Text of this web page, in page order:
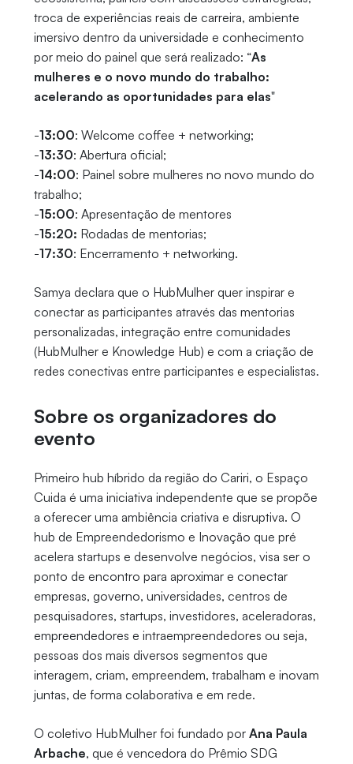
troca de experiências reais de carreira, ambiente
imersivo dentro da universidade e conhecimento
por meio do painel que será realizado: “As
mulheres e o novo mundo do trabalho:
acelerando as oportunidades para elas"
-13:00: Welcome coffee + networking;
-13:30: Abertura oficial;
-14:00: Painel sobre mulheres no novo mundo do
trabalho;
-15:00: Apresentação de mentores
-15:20: Rodadas de mentorias;
-17:30: Encerramento + networking.
Samya declara que o HubMulher quer inspirar e
conectar as participantes através das mentorias
personalizadas, integração entre comunidades
(HubMulher e Knowledge Hub) e com a criação de
redes conectivas entre participantes e especialistas.
Sobre os organizadores do
evento
Primeiro hub híbrido da região do Cariri, o Espaço
Cuida é uma iniciativa independente que se propõe
a oferecer uma ambiência criativa e disruptiva. O
hub de Empreendedorismo e Inovação que pré
acelera startups e desenvolve negócios, visa ser o
ponto de encontro para aproximar e conectar
empresas, governo, universidades, centros de
pesquisadores, startups, investidores, aceleradoras,
empreendedores e intraempreendedores ou seja,
pessoas dos mais diversos segmentos que
interagem, criam, empreendem, trabalham e inovam
juntas, de forma colaborativa e em rede.
O coletivo HubMulher foi fundado por Ana Paula
Arbache, que é vencedora do Prêmio SDG